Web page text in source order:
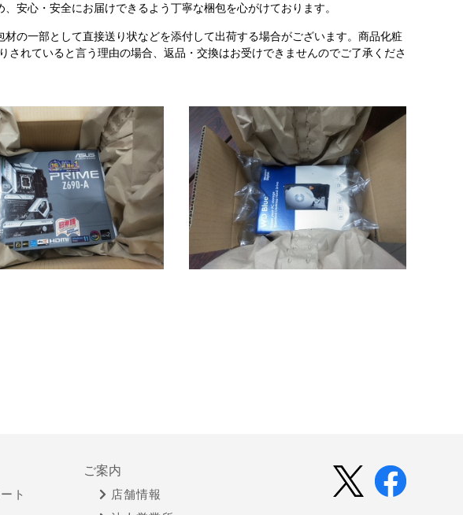
安心・安全にお届けできるよう丁寧な梱包を心がけております。
の一部として直接送り状などを添付して出荷する場合がございます。商品化粧
れていると言う理由の場合、返品・交換はお受けできませんのでご了承くださ
ト
ご案内
店舗情報